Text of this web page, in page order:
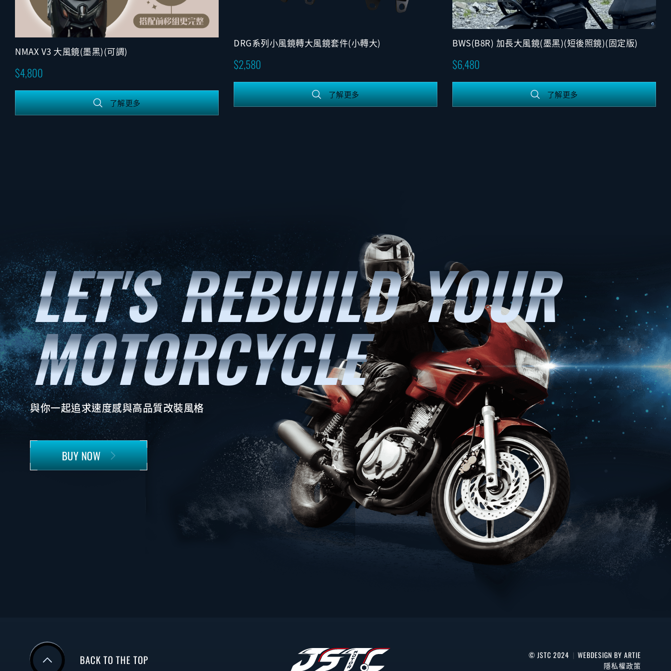
NMAX V3 大風鏡(墨黑)(可調)
4,800
了解更多
DRG系列小風鏡轉大風鏡套件(小轉大)
2,580
了解更多
BWS(B8R) 加長大風鏡(墨黑)(短後照鏡)(固定版)
6,480
了解更多
與你一起追求速度感與高品質改裝風格
BUY NOW
BACK TO THE TOP © JSTC 2024 | WEBDESIGN BY ARTIE
隱私權政策